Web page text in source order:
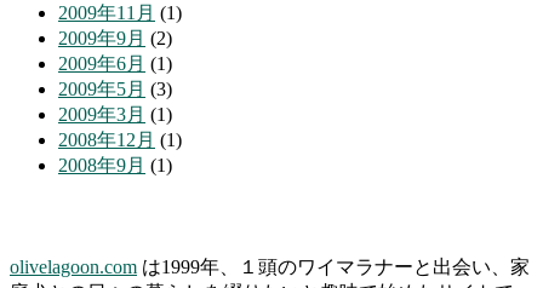
2009年11月 (1)
2009年9月 (2)
2009年6月 (1)
2009年5月 (3)
2009年3月 (1)
2008年12月 (1)
2008年9月 (1)
olivelagoon.com は1999年、１頭のワイマラナーと出会い、家